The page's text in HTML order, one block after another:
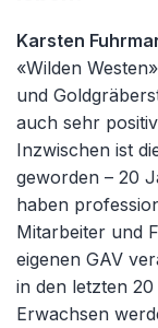
Karsten
«Wilden
und
auch sehr
Inzwischen ist
geworden – 20
haben
Mitarbeiter und
eigenen GAV
in den letzten
Erwachsen